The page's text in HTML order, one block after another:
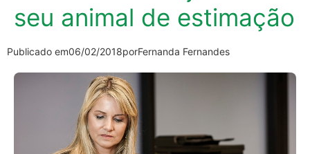
seu animal de estimação
Publicado em06/02/2018porFernanda Fernandes